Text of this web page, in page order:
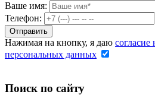
Ваше имя:
Телефон:
Нажимая на кнопку, я даю согласие
персональных данных
Поиск по сайту